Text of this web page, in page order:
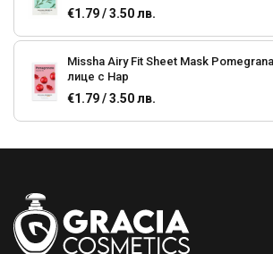
€1.79 / 3.50 лв.
Missha Airy Fit Sheet Mask Pomegranate Шийт маска за
лице с Нар
€1.79 / 3.50 лв.
Missha Airy Fit Sheet Mask Honey Шийт маска за лице с
Missha Airy Fit Sheet Mask Rice Шийт маска за лице с
Ориз